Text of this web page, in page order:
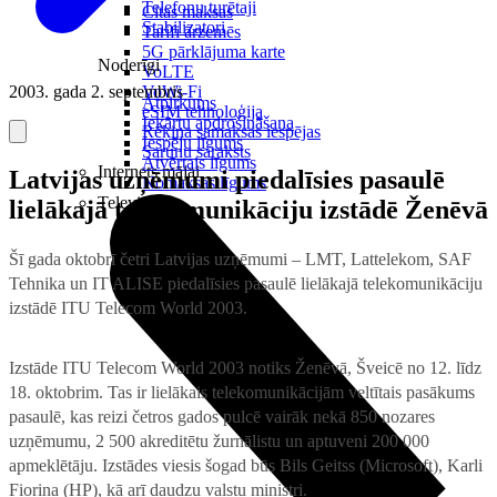
Citas maksas
Tarifi ārzemēs
5G pārklājuma karte
VoLTE
VoWi-Fi
eSIM tehnoloģija
Rēķina samaksas iespējas
Sarunu saraksts
Internets mājai
Telefonu turētaji
Stabilizatori
Noderīgi
Atpirkums
Iekārtu apdrošināšana
Iespēju līgums
Atvērtais līgums
Nomaksas līgums
Televizori
2003. gada 2. septembris
Latvijas uzņēmumi piedalīsies pasaulē
lielākajā telekomunikāciju izstādē Ženēvā
Šī gada oktobrī četri Latvijas uzņēmumi – LMT, Lattelekom, SAF
Tehnika un IT ALISE piedalīsies pasaulē lielākajā telekomunikāciju
izstādē ITU Telecom World 2003.
Izstāde ITU Telecom World 2003 notiks Ženēvā, Šveicē no 12. līdz
18. oktobrim. Tas ir lielākais telekomunikācijām veltītais pasākums
pasaulē, kas reizi četros gados pulcē vairāk nekā 850 nozares
uzņēmumu, 2 500 akreditētu žurnālistu un aptuveni 200 000
apmeklētāju. Izstādes viesis šogad būs Bils Geitss (Microsoft), Karli
Fiorina (HP), kā arī daudzu valstu ministri.